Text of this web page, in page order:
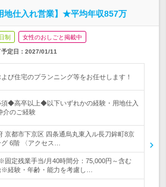
仕入れ営業】★平均年収857万
制 女性のおしごと掲載中
定日： 2027/01/11
び住宅のプランニング等をお任せします！
須◆高卒以上◆以下いずれかの経験・用地仕入
介のご経験
京都市下京区 四条通烏丸東入ル長刀鉾町8京
6階 〈アクセス…
固定残業手当/月40時間分：75,000円～含む
経験・年齢・能力を考慮し…